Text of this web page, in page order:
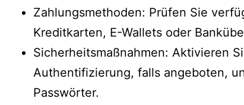
Zahlungsmethoden: Prüfen Sie
Kreditkarten, E-Wallets oder
Sicherheitsmaßnahmen: Aktivieren
Authentifizierung, falls angeboten,
Passwörter.